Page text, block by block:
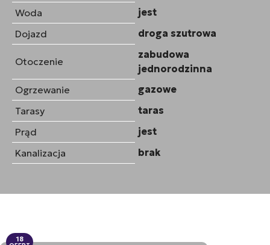
Woda
jest
Dojazd
droga szutrowa
Otoczenie
zabudowa
jednorodzinna
Ogrzewanie
gazowe
Tarasy
taras
Prąd
jest
Kanalizacja
brak
18